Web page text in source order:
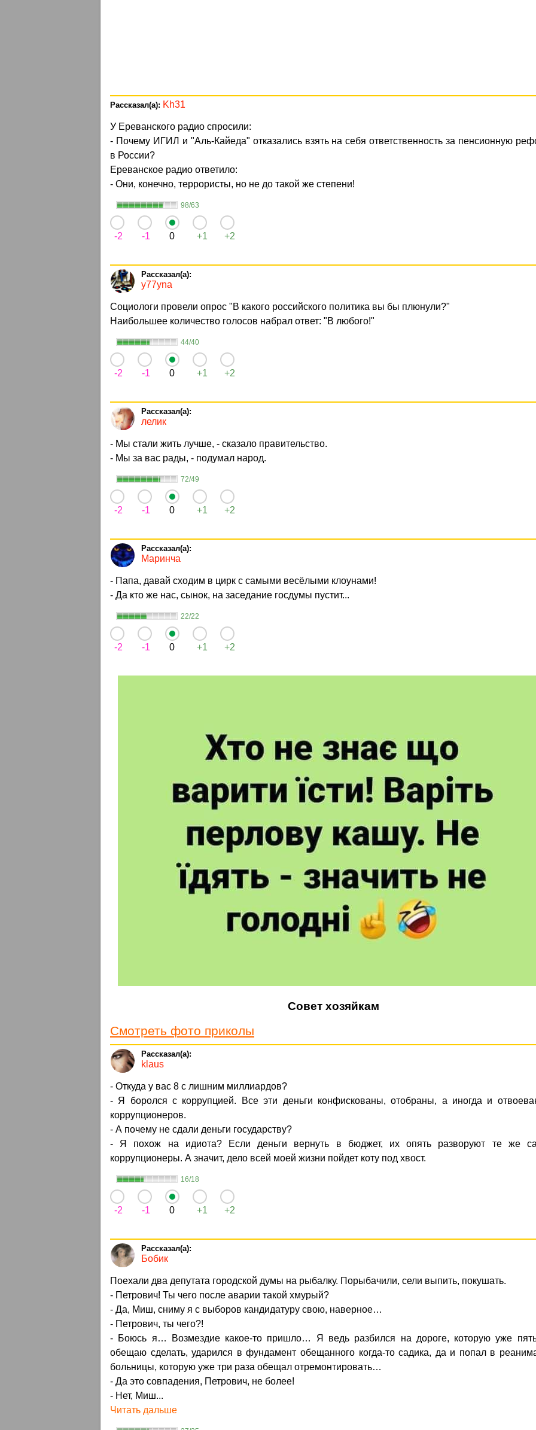
Kh31
У Ереванского радио спросили:
- Почему ИГИЛ и "Аль-Кайеда" отказались взять на себя ответственность за пенсионную
в России?
Ереванское радио ответило:
- Они, конечно, террористы, но не до такой же степени!
98/63
-2 -1 0 +1 +2
y77yna
Социологи провели опрос "В какого российского политика вы бы плюнули?"
Наибольшее количество голосов набрал ответ: "В любого!"
44/40
-2 -1 0 +1 +2
лелик
- Мы стали жить лучше, - сказало правительство.
- Мы за вас рады, - подумал народ.
72/49
-2 -1 0 +1 +2
Маринча
- Папа, давай сходим в цирк с самыми весёлыми клоунами!
- Да кто же нас, сынок, на заседание госдумы пустит...
22/22
-2 -1 0 +1 +2
Совет хозяйкам
Смотреть фото приколы
klaus
- Откуда у вас 8 с лишним миллиардов?
- Я боролся с коррупцией. Все эти деньги конфискованы, отобраны, а иногда и
коррупционеров.
- А почему не сдали деньги государству?
- Я похож на идиота? Если деньги вернуть в бюджет, их опять разворуют те же
коррупционеры. А значит, дело всей моей жизни пойдет коту под хвост.
16/18
-2 -1 0 +1 +2
Бобик
Поехали два депутата городской думы на рыбалку. Порыбачили, сели выпить, покушать.
- Петрович! Ты чего после аварии такой хмурый?
- Да, Миш, сниму я с выборов кандидатуру свою, наверное…
- Петрович, ты чего?!
- Боюсь я… Возмездие какое-то пришло… Я ведь разбился на дороге, которую уже
обещаю сделать, ударился в фундамент обещанного когда-то садика, да и попал в
больницы, которую уже три раза обещал отремонтировать…
- Да это совпадения, Петрович, не более!
- Нет, Миш...
Читать дальше